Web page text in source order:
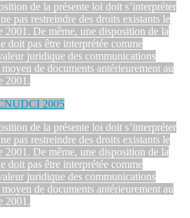
de la présente loi doit s’interpréter
pas restreindre des droits existants le
2001. De même, une disposition de la
doit pas être interprétée comme
juridique des communications
moyen de documents antérieurement au
2001.
2005
de la présente loi doit s’interpréter
pas restreindre des droits existants le
2001. De même, une disposition de la
doit pas être interprétée comme
juridique des communications
moyen de documents antérieurement au
2001.